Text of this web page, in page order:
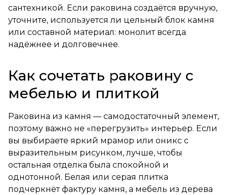
сантехникой. Если раковина создаётся вручную,
уточните, используется ли цельный блок камня
или составной материал: монолит всегда
надёжнее и долговечнее.
Как сочетать раковину с
мебелью и плиткой
Раковина из камня — самодостаточный элемент,
поэтому важно не «перегрузить» интерьер. Если
вы выбираете яркий мрамор или оникс с
выразительным рисунком, лучше, чтобы
остальная отделка была спокойной и
однотонной. Белая или серая плитка
подчеркнёт фактуру камня, а мебель из дерева